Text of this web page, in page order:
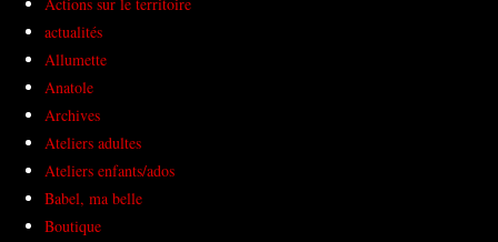
actualités
Allumette
Anatole
Archives
Ateliers adultes
Ateliers enfants/ados
Babel, ma belle
Boutique